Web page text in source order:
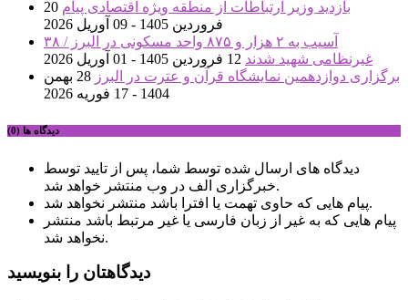
بازدید وزیر ارتباطات از منطقه ویژه اقتصادی پیام 20
فروردین 1405 - 09 آوریل 2026
آسیب به ۲ هزار و ۸۷۵ واحد مسکونی در البرز / ۳۸
غیرنظامی شهید شدند 12 فروردین 1405 - 01 آوریل 2026
برگزاری دوازدهمین نمایشگاه قرآن و عترت در البرز
28 بهمن
1404 - 17 فوریه 2026
دیدگاه ها (0)
دیدگاه های ارسال شده توسط شما، پس از تایید توسط
خبرگزاری الف در وب منتشر خواهد شد.
پیام هایی که حاوی تهمت یا افترا باشد منتشر نخواهد شد.
پیام هایی که به غیر از زبان فارسی یا غیر مرتبط باشد منتشر
نخواهد شد.
دیدگاهتان را بنویسید